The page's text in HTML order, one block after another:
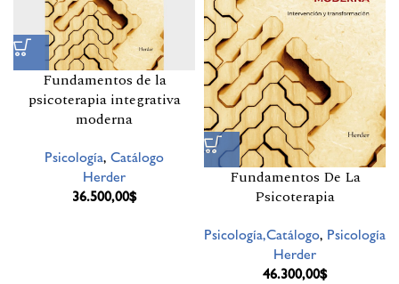
Fundamentos de la
psicoterapia integrativa
moderna
Psicología, Catálogo
Herder
36.500,00$
Fundamentos De La
Psicoterapia
Psicología,Catálogo, Psicología
Herder
46.300,00$